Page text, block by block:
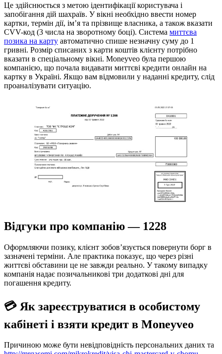
Це здійснюється з метою ідентифікації користувача і
запобігання дій шахраїв. У вікні необхідно ввести номер
картки, термін дії, ім’я та прізвище власника, а також вказати
CVV-код (3 числа на зворотному боці). Система миттєва
позика на карту автоматично спише незначну суму до 1
гривні. Розмір списаних з карти коштів клієнту потрібно
вказати в спеціальному вікні. Moneyveo була першою
компанією, що почала видавати миттєві кредити онлайн на
картку в Україні. Якщо вам відмовили у наданні кредиту, слід
проаналізувати ситуацію.
Відгуки про компанію — 1228
Оформляючи позику, клієнт зобов’язується повернути борг в
зазначені терміни. Але практика показує, що через різні
життєві обставини це не завжди реально. У такому випадку
компанія надає позичальникові три додаткові дні для
погашення кредиту.
💳 Як зареєструватися в особистому
кабінеті і взяти кредит в Moneyveo
Причиною може бути невідповідність персональних даних та